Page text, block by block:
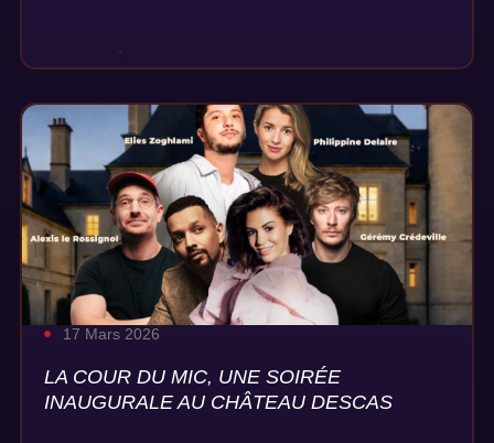
17 Mars 2026
LA COUR DU MIC, UNE SOIRÉE
INAUGURALE AU CHÂTEAU DESCAS